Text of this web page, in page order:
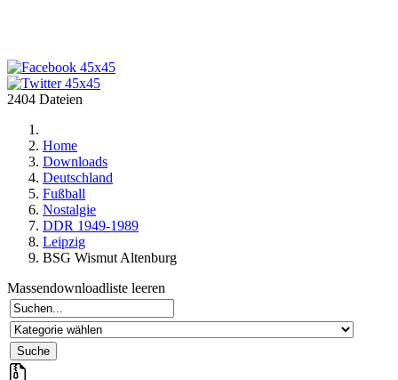
2404 Dateien
Home
Downloads
Deutschland
Fußball
Nostalgie
DDR 1949-1989
Leipzig
BSG Wismut Altenburg
Massendownloadliste leeren